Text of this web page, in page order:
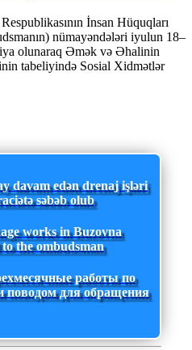
İnsan Hüquqları
nümayəndələri iyulun 18–
olunaraq Əmək və Əhalinin
tabeliyində Sosial Xidmətlər
davam edən drenaj işləri
səbəb olub
works in Buzovna
the ombudsman
работы по
поводом для обращения